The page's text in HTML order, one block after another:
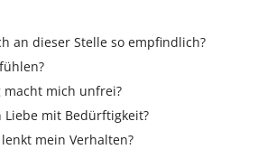
an dieser Stelle so empfindlich?
macht mich unfrei?
Liebe mit Bedürftigkeit?
mein Verhalten?